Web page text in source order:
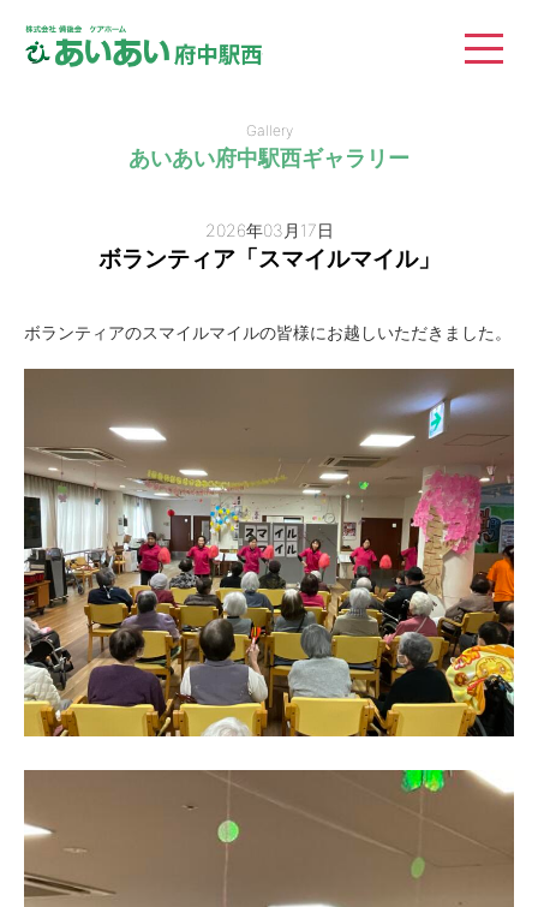
株式会社 備後会
Gallery
あいあい府中駅西ギャラリー
2026年03月17日
ボランティア「スマイルマイル」
ボランティアのスマイルマイルの皆様にお越しいただきました。